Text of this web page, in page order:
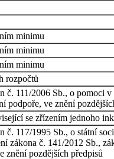
minimu
minimu
minimu
rozpočtů
č. 111/2006 Sb., o pomoci
podpoře, ve znění
se zřízením jednoho
č. 117/1995 Sb., o státní
zákona č. 141/2012 Sb.,
znění pozdějších předpisů